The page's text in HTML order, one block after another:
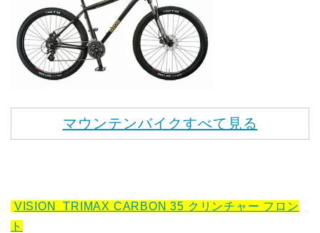
マウンテンバイクすべて見る
VISION TRIMAX CARBON 35 クリンチャー フロン
ト